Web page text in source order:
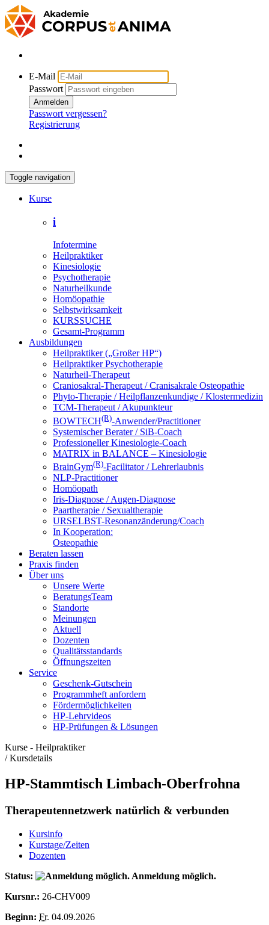
E-Mail
Passwort
Anmelden
Passwort vergessen?
Registrierung
Toggle navigation
Kurse
i
Infotermine
Heilpraktiker
Kinesiologie
Psychotherapie
Naturheilkunde
Homöopathie
Selbstwirksamkeit
KURSSUCHE
Gesamt-Programm
Ausbildungen
Heilpraktiker („Großer HP“)
Heilpraktiker Psychotherapie
Naturheil-Therapeut
Craniosakral-Therapeut / Cranisakrale Osteopathie
Phyto-Therapie / Heilpflanzenkundige / Klostermedizin
TCM-Therapeut / Akupunkteur
BOWTECH(R)-Anwender/Practitioner
Systemischer Berater / SiB-Coach
Professioneller Kinesiologie-Coach
MATRIX in BALANCE – Kinesiologie
BrainGym(R)-Facilitator / Lehrerlaubnis
NLP-Practitioner
Homöopath
Iris-Diagnose / Augen-Diagnose
Paartherapie / Sexualtherapie
URSELBST-Resonanzänderung/Coach
In Kooperation:
Osteopathie
Beraten lassen
Praxis finden
Über uns
Unsere Werte
BeratungsTeam
Standorte
Meinungen
Aktuell
Dozenten
Qualitätsstandards
Öffnungszeiten
Service
Geschenk-Gutschein
Programmheft anfordern
Fördermöglichkeiten
HP-Lehrvideos
HP-Prüfungen & Lösungen
Kurse - Heilpraktiker
/Kursdetails
HP-Stammtisch Limbach-Oberfrohna
Therapeutennetzwerk natürlich & verbunden
Kursinfo
Kurstage/Zeiten
Dozenten
Status:
Anmeldung möglich.
Kursnr.: 26-CHV009
Beginn: Fr. 04.09.2026